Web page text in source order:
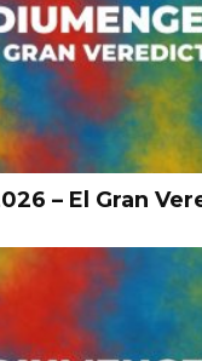
– El Gran